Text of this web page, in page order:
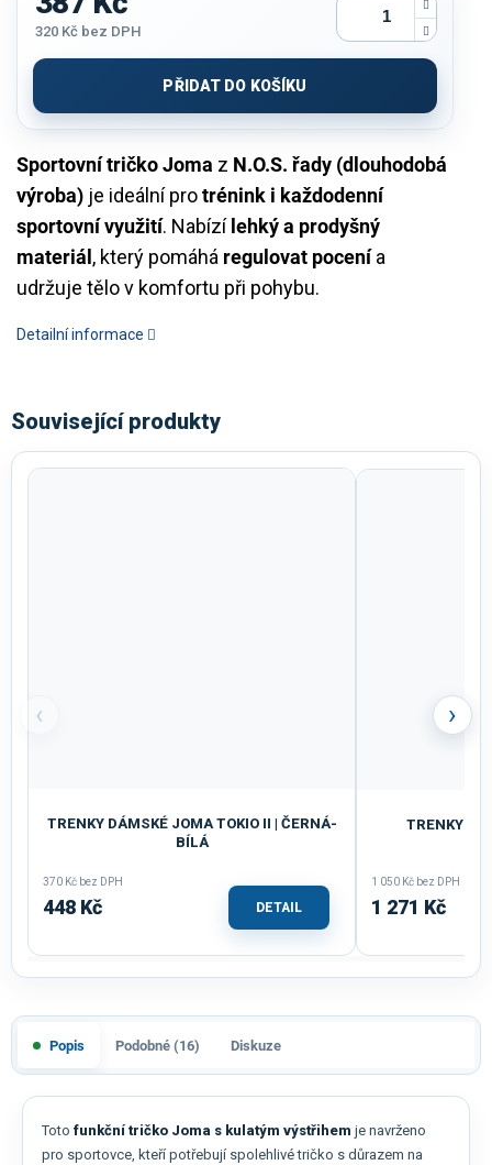
Sportovní tričko Joma z N.O.S. řady (dlouhodobá
výroba) je ideální protrénink i každodenní
sportovní využití. Nabízí lehký a prodyšný
materiál , který pomáhá regulovat pocenía
udržuje tělo v komfortu při pohybu.
Detailní informace
320 Kč bez DPH
cena:
PŘIDAT DO KOŠÍKU
Související produkty
‹
TRENKY DÁMSKÉ JOMA TOKIO II | ČERNÁ-
BÍLÁ
370 Kč bez DPH
448 Kč DETAIL
TRENKY
1 050 Kč bez DPH
1 271 Kč
›
Popis Podobné (16) Diskuze
Toto funkční tričko Joma s kulatým výstřihem je navrženo
pro sportovce, kteří potřebují spolehlivé tričko s důrazem na